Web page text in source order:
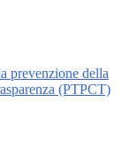
prevenzione della
(PTPCT)